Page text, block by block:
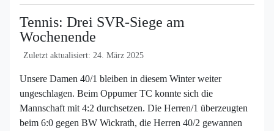
Tennis: Drei SVR-Siege am
Wochenende
Zuletzt aktualisiert: 24. März 2025
Unsere Damen 40/1 bleiben in diesem Winter weiter
ungeschlagen. Beim Oppumer TC konnte sich die
Mannschaft mit 4:2 durchsetzen. Die Herren/1 überzeugten
beim 6:0 gegen BW Wickrath, die Herren 40/2 gewannen